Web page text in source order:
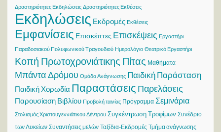
Δραστηριότητες Εκδηλώσεις Δραστηριότητες Εκθέσεις
Εκδηλώσεις Εκδρομές Εκθέσεις
Εμφανίσεις Επισκέπτες Επισκέψεις Εργαστήρι
Παραδοσιακού Πολυφωνικού Τραγουδιού Ημερολόγιο Θεατρικό Εργαστήρι
Κοπή Πρωτοχρονιάτικης Πίτας Μαθήματα
Μπάντα Δρόμου Ομάδα Ανάγνωσης Παιδική Παράσταση
Παιδική Χορωδία Παραστάσεις Παρελάσεις
Παρουσίαση Βιβλίου Προβολή ταινίας Πρόγραμμα Σεμινάρια
Στολισμός Χριστουγεννιάτικου Δέντρου Συγκέντρωση Τροφίμων Συνέδριο
των Λυκείων Συναντήσεις μελών Ταξίδια-Εκδρομές Τμήμα ανάγνωσης